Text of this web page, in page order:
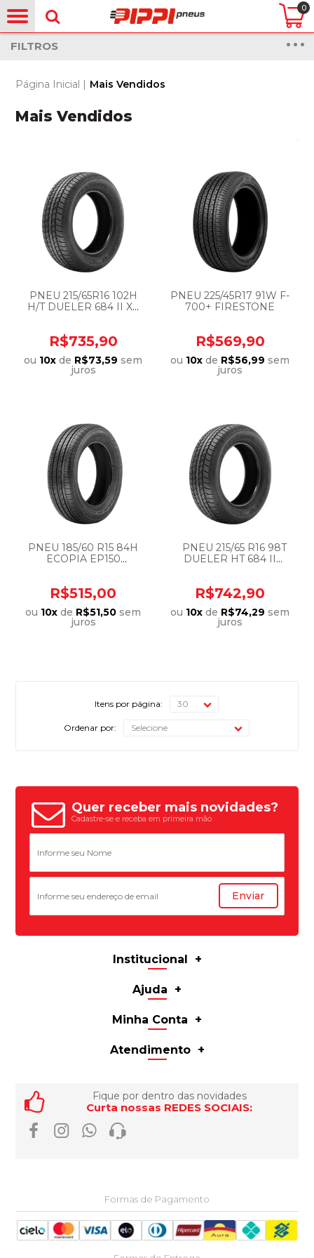
0
Página Inicial | Mais Vendidos
FILTROS
Mais Vendidos
PNEU 215/65R16 102H
H/T DUELER 684 II XL
R$735,90
ou 10x de R$73,59 sem
juros
PNEU 225/45R17 91W F-
700+ FIRESTONE
R$569,90
ou 10x de R$56,99 sem
juros
ㅤPNEU 185/60 R15 84H
ECOPIA EP150ㅤ
R$515,00
ou 10x de R$51,50 sem
juros
ﾠPNEU 215/65 R16 98T
DUELER HT 684 II
R$742,90
ou 10x de R$74,29 sem
juros
Itens por página:
Ordenar por:
Quer receber mais novidades?
Cadastre-se e receba em primeira mão
Enviar
Institucional
Ajuda
Minha Conta
Atendimento
Fique por dentro das novidades
Curta nossas REDES SOCIAIS:
Formas de Pagamento